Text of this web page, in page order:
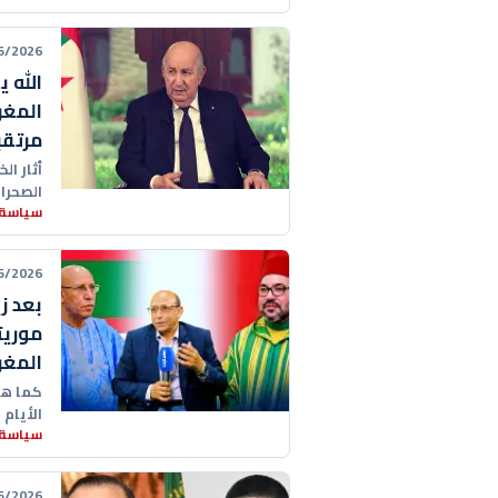
14:59:00
أثار
سياسة
13:23:00
بعد
كما
سياسة